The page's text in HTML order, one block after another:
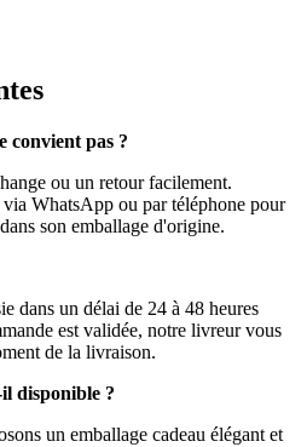
convient pas ?
ou un retour facilement.
WhatsApp ou par téléphone pour
son emballage d'origine.
dans un délai de 24 à 48 heures
est validée, notre livreur vous
de la livraison.
disponible ?
un emballage cadeau élégant et